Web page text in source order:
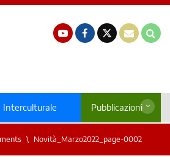
Interculturale Pubblicazioni
Novità_Marzo2022_page-0002